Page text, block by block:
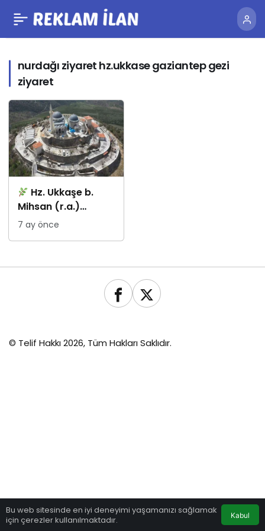
nurdağı ziyaret hz.ukkase gaziantep gezi
ziyaret
Hz. Ukkaşe b.
Mihsan (r.a.)
Üzerine Uzun Bir
7 ay önce
Bu web sitesinde en iyi deneyimi yaşamanızı sağlamak
için çerezler kullanılmaktadır.
Kabul
© Telif Hakkı 2026, Tüm Hakları Saklıdır.